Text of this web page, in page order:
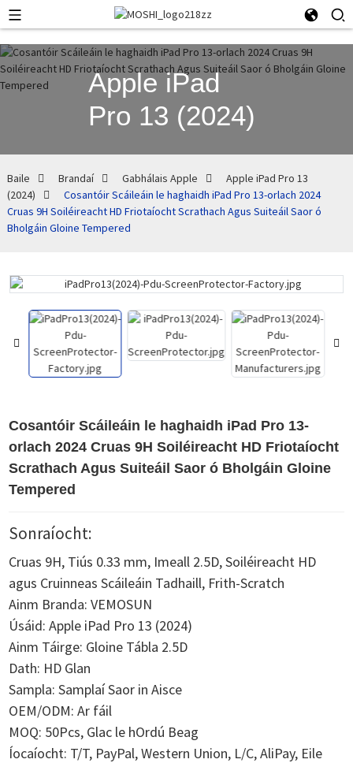
Apple iPad
Pro 13 (2024)
Baile Brandaí Gabhálais Apple
Apple iPad Pro 13
(2024)
Cosantóir Scáileáin le haghaidh iPad Pro 13-orlach 2024
Cruas 9H Soiléireacht HD Friotaíocht Scrathach Agus Suiteáil Saor ó
Bholgáin Gloine Tempered
Cosantóir Scáileáin le haghaidh iPad Pro 13-
orlach 2024 Cruas 9H Soiléireacht HD Friotaíocht
Scrathach Agus Suiteáil Saor ó Bholgáin Gloine
Tempered
Sonraíocht:
Cruas 9H, Tiús 0.33 mm, Imeall 2.5D, Soiléireacht HD
agus Cruinneas Scáileáin Tadhaill, Frith-Scratch
Ainm Branda: VEMOSUN
Úsáid: Apple iPad Pro 13 (2024)
Ainm Táirge: Gloine Tábla 2.5D
Dath: HD Glan
Sampla: Samplaí Saor in Aisce
OEM/ODM: Ar fáil
MOQ: 50Pcs, Glac le hOrdú Beag
Íocaíocht: T/T, PayPal, Western Union, L/C, AliPay, Eile